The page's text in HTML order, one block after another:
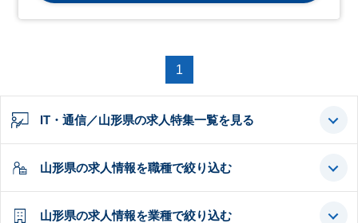
1
IT・通信／山形県の求人特集一覧を見る
山形県の求人情報を職種で絞り込む
山形県の求人情報を業種で絞り込む